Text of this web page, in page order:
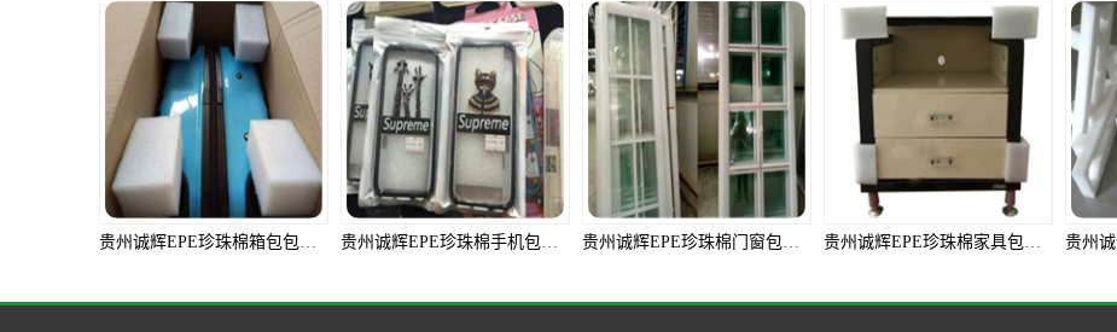
贵州诚辉EPE珍珠棉箱包包装生产厂家 贵州诚辉EPE珍珠棉手机包装生产厂家 贵州诚辉EPE珍珠棉门窗包装生产厂家 贵州诚辉EPE珍珠棉家具包装生产厂家 贵州诚辉EPE珍珠棉家电包装生产厂家